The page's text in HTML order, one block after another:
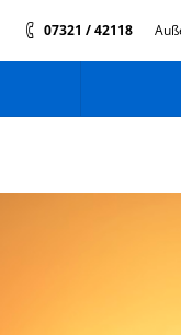
07321 / 42118